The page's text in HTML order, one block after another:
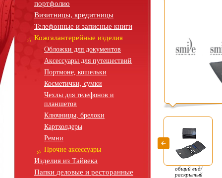
портфолио
Визитницы, кредитницы
Телефонные и записные книги
Кожгалантерейные изделия
Обложки для документов
Аксессуары для путешествий
Портмоне, кошельки
Косметички, сумки
Чехлы для телефонов и
планшетов
Ключницы, брелоки
Картхолдеры
Ремни
Прочие аксессуары
Изделия из Тайвека
Папки деловые и ресторанные
общий вид/
раскрытый